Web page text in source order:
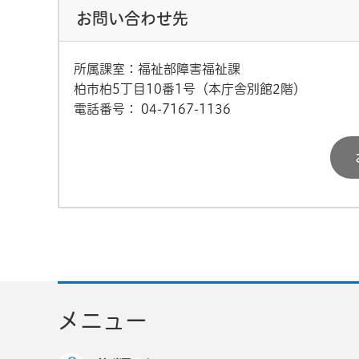
お問い合わせ先
所属課室：福祉部障害福祉課
柏市柏5丁目10番1号（本庁舎別館2階）
電話番号：
04-7167-1136
メニュー